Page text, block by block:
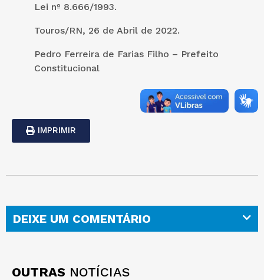
Lei nº 8.666/1993.
Touros/RN, 26 de Abril de 2022.
Pedro Ferreira de Farias Filho – Prefeito
Constitucional
IMPRIMIR
DEIXE UM COMENTÁRIO
OUTRAS NOTÍCIAS